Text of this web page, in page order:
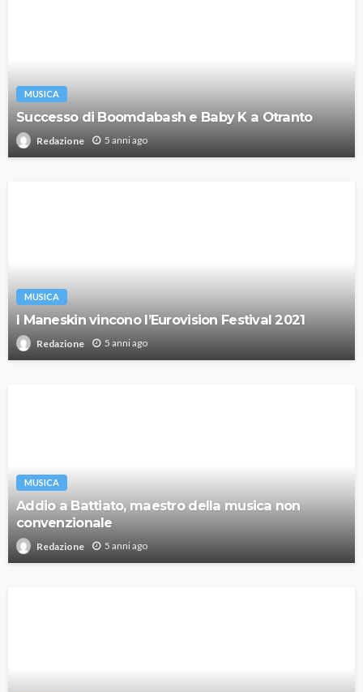
MUSICA
Successo di Boomdabash e Baby K a Otranto
Redazione 5 anni ago
MUSICA
I Maneskin vincono l’Eurovision Festival 2021
Redazione 5 anni ago
MUSICA
Addio a Battiato, maestro della musica non
convenzionale
Redazione 5 anni ago